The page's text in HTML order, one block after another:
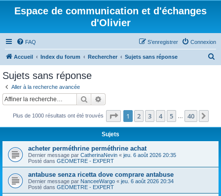
Espace de communication et d'échanges
d'Olivier
FAQ Connexion
S’enregistrer
Accueil Index du forum Rechercher Sujets sans réponse
c
Sujets sans réponse
Aller à la recherche avancée
Rechercher
Plus de 1000 résultats ont été trouvés Page 1sur40
1 2 3 4 5 40
Sujets
acheter perméthrine perméthrine achat
Dernier message par CatherinaNevin « jeu. 6 août 2026 20:35
Posté dans GEOMETRE - EXPERT
antabuse senza ricetta dove comprare antabuse
Dernier message par NanceeWargo « jeu. 6 août 2026 20:34
Posté dans GEOMETRE - EXPERT